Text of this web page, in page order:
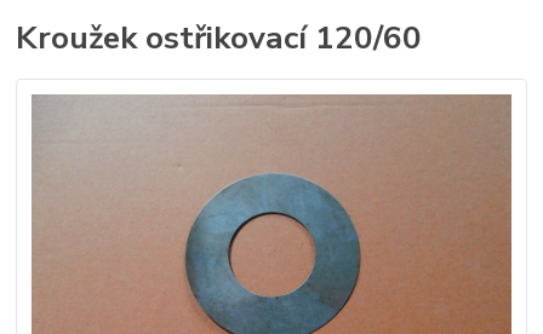
Kroužek ostřikovací 120/60